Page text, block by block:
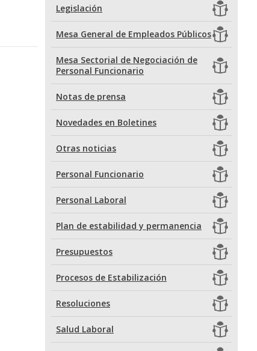
Legislación
Mesa General de Empleados Públicos
Mesa Sectorial de Negociación de
Personal Funcionario
Notas de prensa
Novedades en Boletines
Otras noticias
Personal Funcionario
Personal Laboral
Plan de estabilidad y permanencia
Presupuestos
Procesos de Estabilización
Resoluciones
Salud Laboral